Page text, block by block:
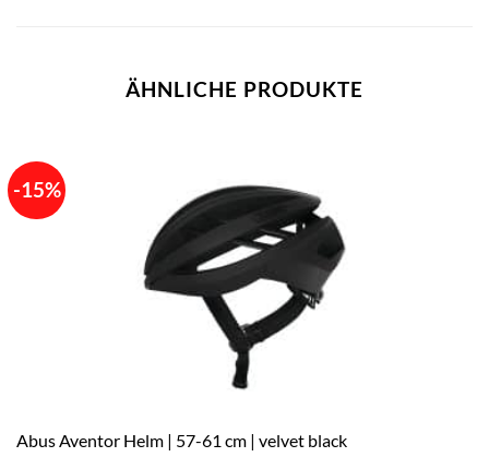
ÄHNLICHE PRODUKTE
-15%
Abus Aventor Helm | 57-61 cm | velvet black